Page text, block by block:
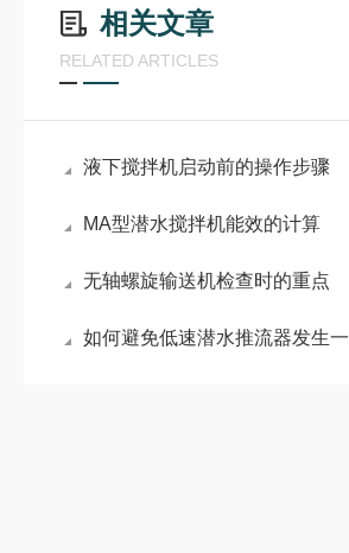
相关文章
RELATED ARTICLES
液下搅拌机启动前的操作步骤
MA型潜水搅拌机能效的计算
无轴螺旋输送机检查时的重点
如何避免低速潜水推流器发生一些不必要的故障？